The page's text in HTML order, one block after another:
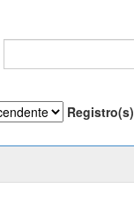
Registro(s)